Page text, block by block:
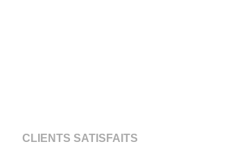
CLIENTS SATISFAITS